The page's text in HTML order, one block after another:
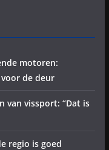
motoren:
de deur
van vissport: “Dat is
regio is goed